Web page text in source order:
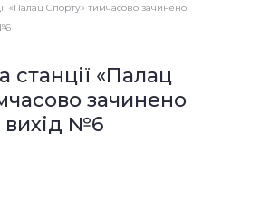
«Палац Спорту» тимчасово зачинено
станції «Палац
зачинено
вихід №6